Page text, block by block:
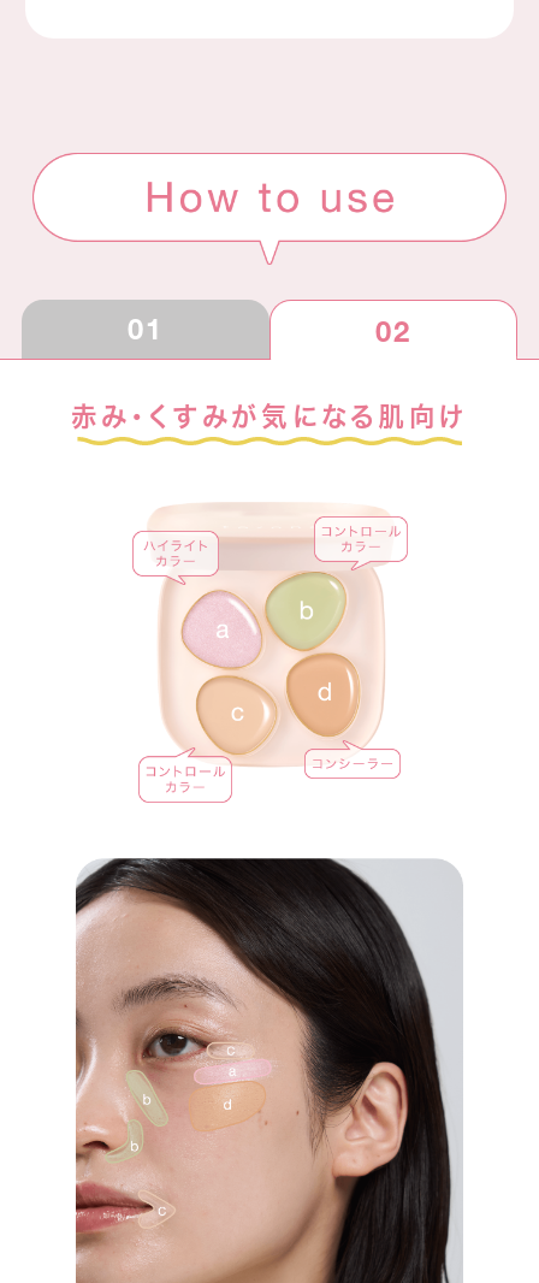
01 02
赤み・くすみが気になる肌向け